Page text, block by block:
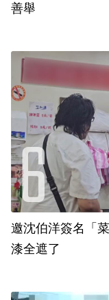
善舉
邀沈伯洋簽名「
漆全遮了